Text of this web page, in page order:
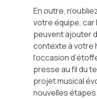
En outre,
votre équipe,
peuvent ajouter
contexte à votre
l’occasion
presse au fil du
projet musical
nouvelles étapes.